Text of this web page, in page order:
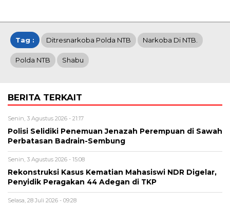
Tag : Ditresnarkoba Polda NTB Narkoba Di NTB.
Polda NTB Shabu
BERITA TERKAIT
Senin, 3 Agustus 2026 - 21:17
Polisi Selidiki Penemuan Jenazah Perempuan di Sawah
Perbatasan Badrain-Sembung
Senin, 3 Agustus 2026 - 15:08
Rekonstruksi Kasus Kematian Mahasiswi NDR Digelar,
Penyidik Peragakan 44 Adegan di TKP
Selasa, 28 Juli 2026 - 09:28